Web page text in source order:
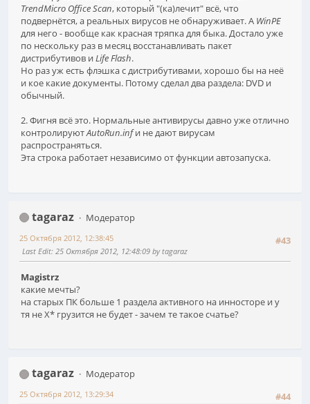
TrendMicro Office Scan, который "(ка)лечит" всё, что
подвернётся, а реальных вирусов не обнаруживает. А WinPE
для него - вообще как красная тряпка для быка. Достало уже
по нескольку раз в месяц восстанавливать пакет
дистрибутивов и Life Flash.
Но раз уж есть флэшка с дистрибутивами, хорошо бы на неё
и кое какие документы. Потому сделал два раздела: DVD и
обычный.
2. Фигня всё это. Нормальные антивирусы давно уже отлично
контролируютAutoRun.infи не дают вирусам
распространяться.
Эта строка работает независимо от функции автозапуска.
tagaraz
Модератор
#43
25 Октября 2012, 12:38:45
Last Edit: 25 Октября 2012, 12:48:09 by tagaraz
Magistrz
какие мечты?
на старых ПК больше 1 раздела активного на инносторе и у
тя не Х* грузится не будет - зачем те такое счатье?
tagaraz
Модератор
#44
25 Октября 2012, 13:29:34